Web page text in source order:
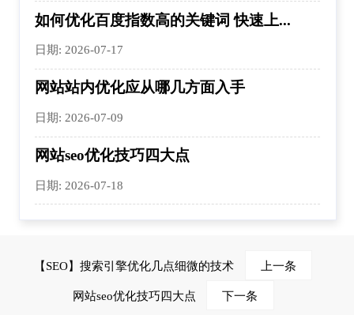
如何优化百度指数高的关键词 快速上...
日期: 2026-07-17
网站站内优化应从哪几方面入手
日期: 2026-07-09
网站seo优化技巧四大点
日期: 2026-07-18
【SEO】搜索引擎优化几点细微的技术 上一条
网站seo优化技巧四大点 下一条